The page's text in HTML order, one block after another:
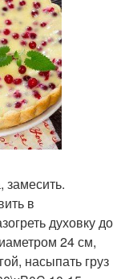
замесить.
в
духовку до
24 см,
насыпать груз